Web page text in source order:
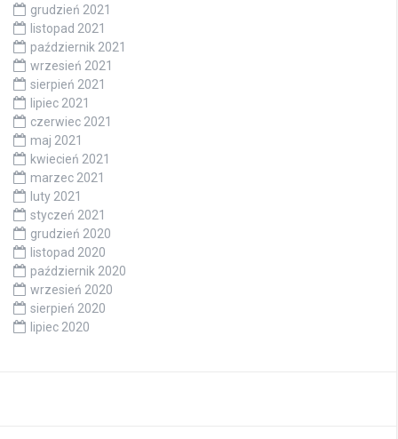
grudzień 2021
listopad 2021
październik 2021
wrzesień 2021
sierpień 2021
lipiec 2021
czerwiec 2021
maj 2021
kwiecień 2021
marzec 2021
luty 2021
styczeń 2021
grudzień 2020
listopad 2020
październik 2020
wrzesień 2020
sierpień 2020
lipiec 2020